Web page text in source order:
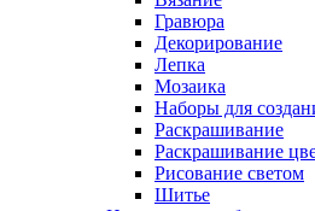
Гравюра
Декорирование
Лепка
Мозаика
Наборы для
Раскрашивание
Раскрашивание
Рисование светом
Шитье